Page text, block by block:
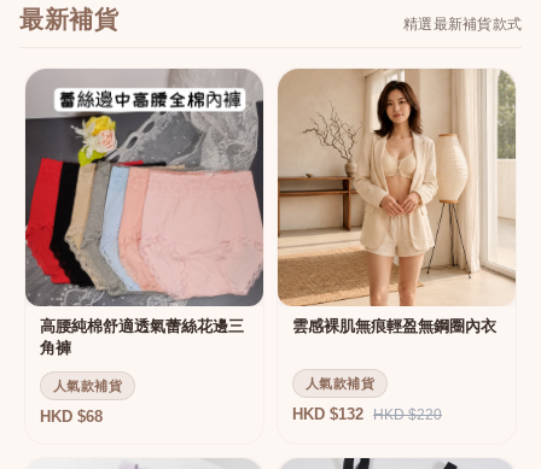
最新補貨 精選最新補貨款式
高腰純棉舒適透氣蕾絲花邊三
角褲
人氣款補貨
HKD $68
雲感裸肌無痕輕盈無鋼圈內衣
人氣款補貨
HKD $132 HKD $220